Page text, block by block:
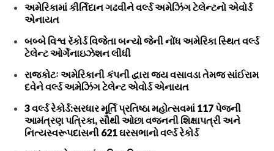
અમેરિકામાં કીર્તિદાન ગઢવીને વર્લ્ડ અમેઝિંગ ટેલેન્ટનો એવોર્ડ
એનાયત
બબ્બે વિશ્વ રૅકોર્ડ વિજેતા બન્યો જેની નોંધ અમેરિકા સ્થિત વર્લ્ડ
ટેલેન્ટ ઓર્ગેનાઇઝેશન લીધી
રાજકોટઃ અમેરિકાની કંપની દ્વારા જય વસાવડા તેમજ સાંઈરામ
દવેને વર્લ્ડ અમેઝિંગ ટેલેન્ટ એવોર્ડ એનાયત
3 વર્લ્ડ રેકોર્ડ:સરધાર મૂર્તિ પ્રતિષ્ઠા મહોત્સવમાં 117 પેજની
આમંત્રણ પત્રિકા, સૌથી ઓછા વજનની શિક્ષાપત્રી અને
નિત્યસ્વરૂપદાસની 621 ઘરસભાનો વર્લ્ડ રેકોર્ડ